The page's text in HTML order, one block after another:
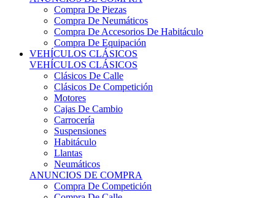
Compra De Neumáticos
Compra De Accesorios De Habitáculo
Compra De Equipación
VEHÍCULOS CLÁSICOS
VEHÍCULOS CLÁSICOS
Clásicos De Calle
Clásicos De Competición
Motores
Cajas De Cambio
Carrocería
Suspensiones
Habitáculo
Llantas
Neumáticos
ANUNCIOS DE COMPRA
Compra De Competición
Compra De Calle
Compra De Piezas